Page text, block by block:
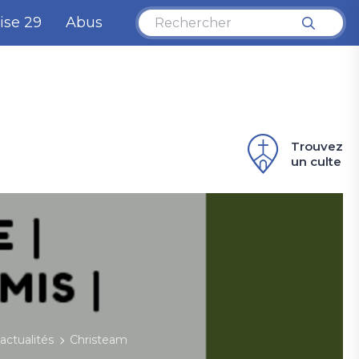
29 Abus
Trouvez
un culte
Christeam